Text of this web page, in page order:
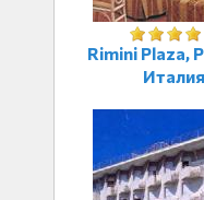
Rimini Plaza,
Италия